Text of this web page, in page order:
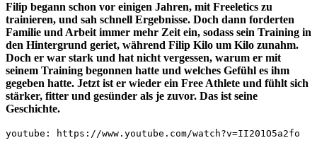
Filip begann schon vor einigen Jahren, mit Freeletics zu
trainieren, und sah schnell Ergebnisse. Doch dann forderten
Familie und Arbeit immer mehr Zeit ein, sodass sein Training in
den Hintergrund geriet, während Filip Kilo um Kilo zunahm.
Doch er war stark und hat nicht vergessen, warum er mit
seinem Training begonnen hatte und welches Gefühl es ihm
gegeben hatte. Jetzt ist er wieder ein Free Athlete und fühlt sich
stärker, fitter und gesünder als je zuvor. Das ist seine
Geschichte.
youtube: https://www.youtube.com/watch?v=II201O5a2fo